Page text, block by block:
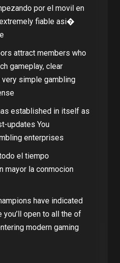
por el movil en
fiable asi�
attract members who
gameplay, clear
very simple gambling
established in itself as
updates You
enterprises
el tiempo
mayor la conmocion
have indicated
open to all the of
modern gaming